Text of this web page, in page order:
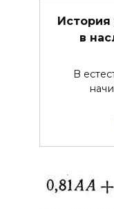
История
в
В